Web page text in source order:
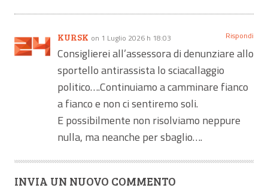
KURSK on 1 Luglio 2026 h 18:03 Rispondi
Consiglierei all’assessora di denunziare allo
sportello antirassista lo sciacallaggio
politico….Continuiamo a camminare fianco
a fianco e non ci sentiremo soli.
E possibilmente non risolviamo neppure
nulla, ma neanche per sbaglio….
INVIA UN NUOVO COMMENTO